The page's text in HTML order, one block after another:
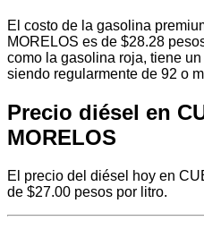
El costo de la gasolina
MORELOS es de $28.28
como la gasolina roja, tiene
siendo regularmente de 92 o
Precio diésel en
MORELOS
El precio del diésel hoy en
de $27.00 pesos por litro.